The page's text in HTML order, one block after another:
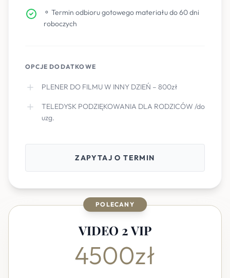
⚬ Termin odbioru gotowego materiału do 60 dni
roboczych
OPCJE DODATKOWE
PLENER DO FILMU W INNY DZIEŃ – 800zł
TELEDYSK PODZIĘKOWANIA DLA RODZICÓW /do
uzg.
ZAPYTAJ O TERMIN
POLECANY
VIDEO 2 VIP
4500zł